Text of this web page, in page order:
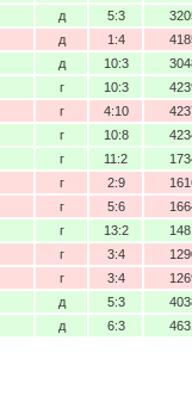
д 5:3
д 1:4
д 10:3
г 10:3
г 4:10
г 10:8
г 11:2
г 2:9
г 5:6
г 13:2
г 3:4
г 3:4
д 5:3
д 6:3